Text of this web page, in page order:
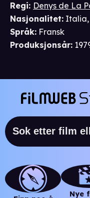
Regi: Denys de La
Nasjonalitet: Italia,
Språk: Fransk
Produksjonsår:
Nye